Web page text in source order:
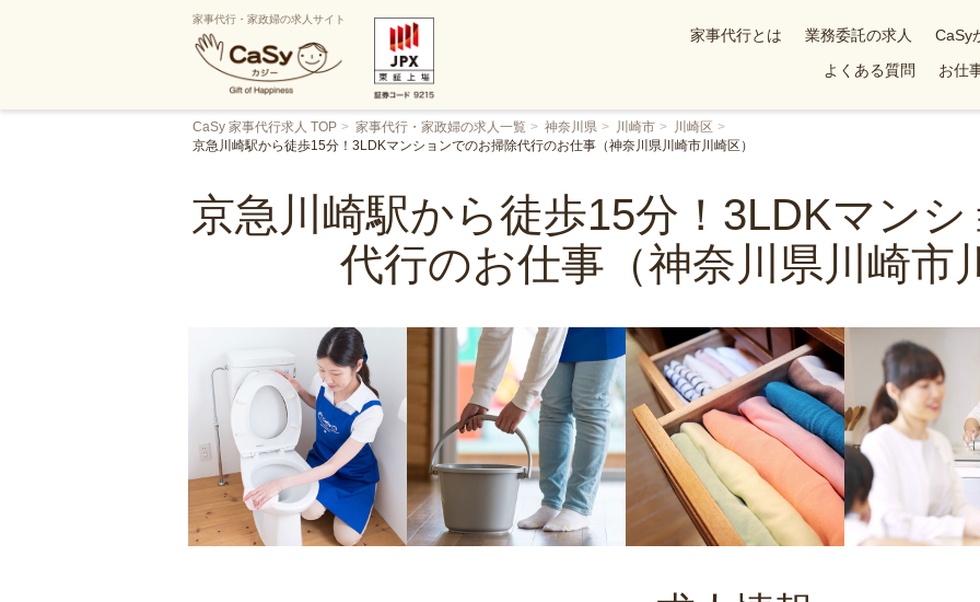
家事代行・家政婦の求人サイト
家事代行とは 業務委託の求人 CaSy
よくある質問
お仕
CaSy 家事代行求人 TOP 家事代行・家政婦の求人一覧 神奈川県 川崎市
川崎区
京急川崎駅から徒歩15分！3LDKマンションでのお掃除代行のお仕事（神奈川県川崎市川崎区）
京急川崎駅から徒歩15分！3LDKマン
代行のお仕事（神奈川県川崎市